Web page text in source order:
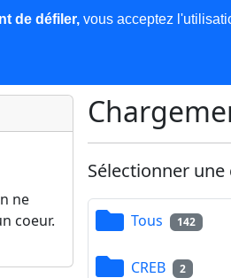
Base de données Plus
ne
coeur.
Sélectionner
Tous 142
CREB 2
de défiler,vous acceptez